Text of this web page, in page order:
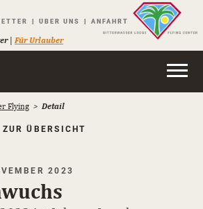
| Für Urlauber
ÜBER UNS ANFAHRT
Flying Detail
ÜBERSICHT
2023